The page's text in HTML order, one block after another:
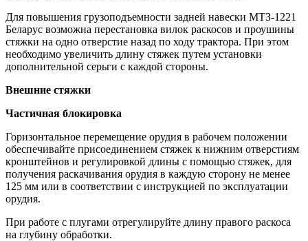
Для повышения грузоподъемности задней навески МТЗ-1221
Беларус возможна перестановка вилок раскосов и проушины
стяжки на одно отверстие назад по ходу трактора. При этом
необходимо увеличить длину стяжек путем установки
дополнительной серьги с каждой стороны.
Внешние стяжки
Частичная блокировка
Горизонтальное перемещение орудия в рабочем положении
обеспечивайте присоединением стяжек к нижним отверстиям
кронштейнов и регулировкой длины с помощью стяжек, для
получения раскачивания орудия в каждую сторону не менее
125 мм или в соответствии с инструкцией по эксплуатации
орудия.
При работе с плугами отрегулируйте длину правого раскоса
на глубину обработки.